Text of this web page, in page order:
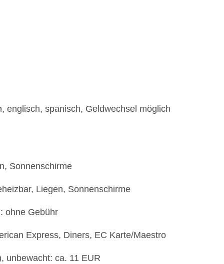
englisch, spanisch, Geldwechsel möglich
Sonnenschirme
Liegen, Sonnenschirme
ohne Gebühr
Express, Diners, EC Karte/Maestro
unbewacht: ca. 11 EUR